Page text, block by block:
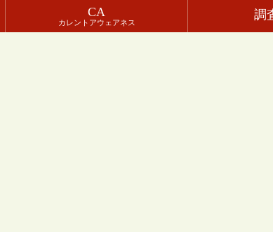
CA
カレントアウェアネス
調